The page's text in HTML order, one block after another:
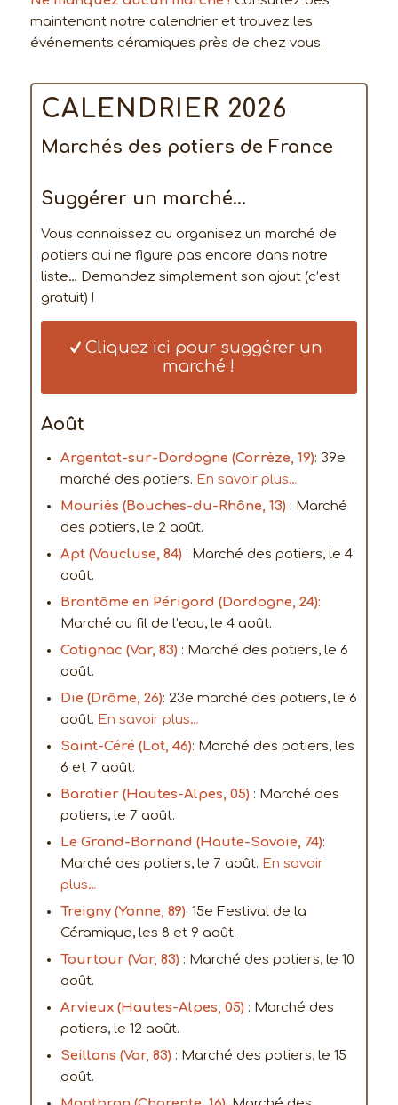
maintenant notre calendrier et trouvez les
événements céramiques près de chez vous.
CALENDRIER 2026
Marchés des potiers de France
Suggérer un marché…
Vous connaissez ou organisez un marché de
potiers qui ne figure pas encore dans notre
liste… Demandez simplement son ajout (c’est
gratuit) !
Cliquez ici pour suggérer un
marché !
Août
Argentat-sur-Dordogne (Corrèze, 19): 39e
marché des potiers. En savoir plus…
Mouriès (Bouches-du-Rhône, 13) : Marché
des potiers, le 2 août.
Apt (Vaucluse, 84) : Marché des potiers, le 4
août.
Brantôme en Périgord (Dordogne, 24):
Marché au fil de l’eau, le 4 août.
Cotignac (Var, 83) : Marché des potiers, le 6
août.
Die (Drôme, 26): 23e marché des potiers, le 6
août. En savoir plus…
Saint-Céré (Lot, 46): Marché des potiers, les
6 et 7 août.
Baratier (Hautes-Alpes, 05) : Marché des
potiers, le 7 août.
Le Grand-Bornand (Haute-Savoie, 74):
Marché des potiers, le 7 août. En savoir
plus…
Treigny (Yonne, 89): 15e Festival de la
Céramique, les 8 et 9 août.
Tourtour (Var, 83) : Marché des potiers, le 10
août.
Arvieux (Hautes-Alpes, 05) : Marché des
potiers, le 12 août.
Seillans (Var, 83) : Marché des potiers, le 15
août.